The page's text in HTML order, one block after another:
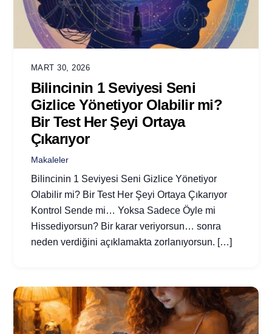
MART 30, 2026
Bilincinin 1 Seviyesi Seni
Gizlice Yönetiyor Olabilir mi?
Bir Test Her Şeyi Ortaya
Çıkarıyor
Makaleler
Bilincinin 1 Seviyesi Seni Gizlice Yönetiyor
Olabilir mi? Bir Test Her Şeyi Ortaya Çıkarıyor
Kontrol Sende mi… Yoksa Sadece Öyle mi
Hissediyorsun? Bir karar veriyorsun… sonra
neden verdiğini açıklamakta zorlanıyorsun. […]